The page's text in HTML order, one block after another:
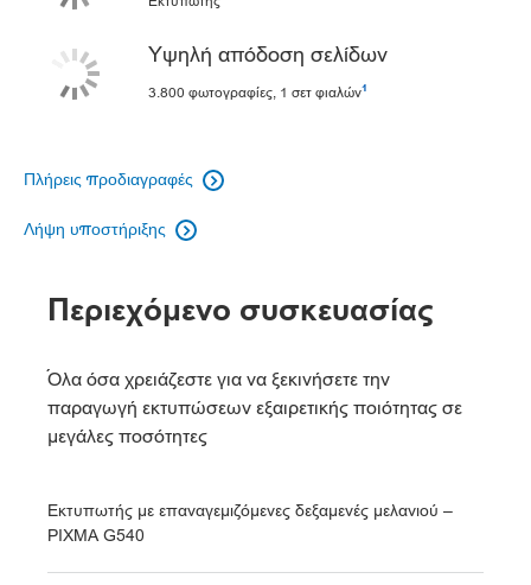
Υψηλή απόδοση σελίδων
3.800 φωτογραφίες, 1 σετ φιαλών1
Πλήρεις προδιαγραφές 
Λήψη υποστήριξης 
Περιεχόμενο συσκευασίας
Όλα όσα χρειάζεστε για να ξεκινήσετε την
παραγωγή εκτυπώσεων εξαιρετικής ποιότητας σε
μεγάλες ποσότητες
Εκτυπωτής με επαναγεμιζόμενες δεξαμενές μελανιού –
PIXMA G540